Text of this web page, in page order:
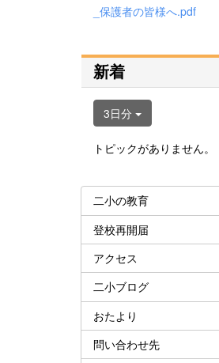
_保護者の皆様へ.pdf
新着
3日分
トピックがありません。
二小の教育
登校再開届
アクセス
二小ブログ
おたより
問い合わせ先